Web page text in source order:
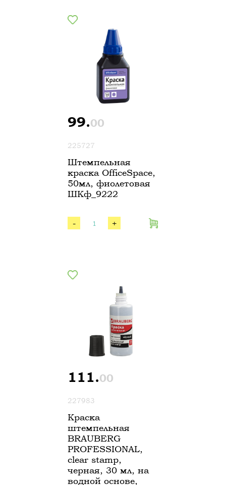
99.00
225727
Штемпельная
краска OfficeSpace,
50мл, фиолетовая
ШКф_9222
- +
111.00
227983
Краска
штемпельная
BRAUBERG
PROFESSIONAL,
clear stamp,
черная, 30 мл, на
водной основе,